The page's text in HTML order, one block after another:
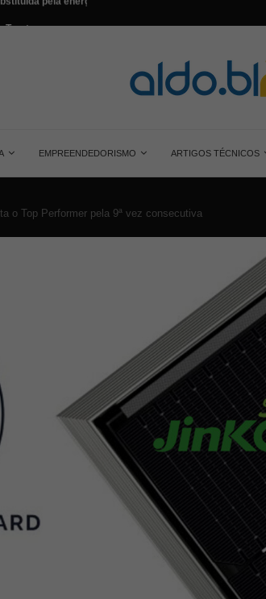
EMPREENDEDORISMO ARTIGOS TÉCNICOS
o Top Performer pela 9ª vez consecutiva